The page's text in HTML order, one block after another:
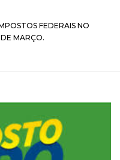
FEDERAIS NO
MARÇO.